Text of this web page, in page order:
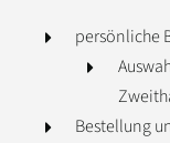
persönliche
Bestellung